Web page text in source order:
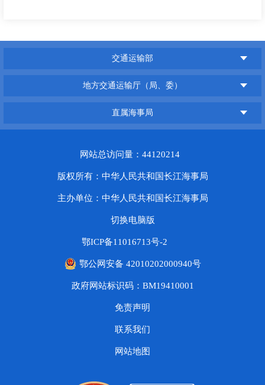
交通运输部
地方交通运输厅（局、委）
直属海事局
网站总访问量：44120214
版权所有：中华人民共和国长江海事局
主办单位：中华人民共和国长江海事局
切换电脑版
鄂ICP备11016713号-2
鄂公网安备 42010202000940号
政府网站标识码：BM19410001
免责声明
联系我们
网站地图